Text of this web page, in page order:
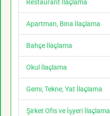
Apartman, Bina İlaçlama
Bahçe İlaçlama
Okul İlaçlama
Gemi, Tekne, Yat İlaçlama
Şirket Ofis ve İşyeri İlaçlama